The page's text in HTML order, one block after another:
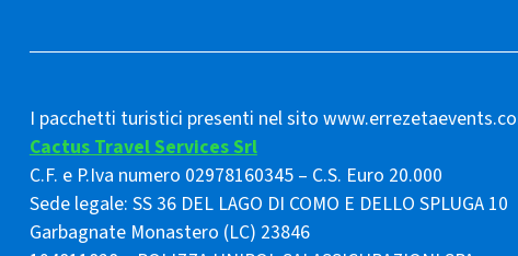
I pacchetti turistici presenti nel sito
Cactus Travel Services Srl
C.F. e P.Iva numero 02978160345 – C.S. Euro 20.000
Sede legale: SS 36 DEL LAGO DI COMO E DELLO SPLUGA 10
Garbagnate Monastero (LC) 23846